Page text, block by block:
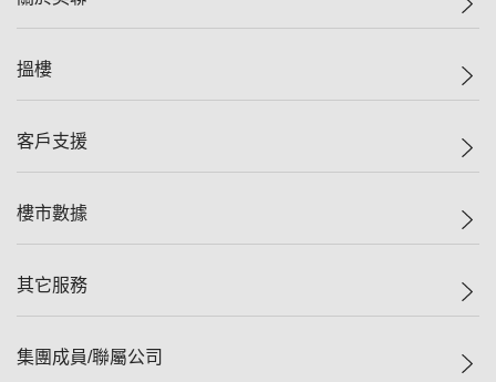
美聯集團
人才招募
搵樓
一手新盤
減價
美聯豪宅
獨家樓盤
租盤
客戶支援
自助放盤
查詢熱線
按揭計算機
樓市數據
樓價指數
歷史成交
其它服務
屋苑專頁
集團成員/聯屬公司